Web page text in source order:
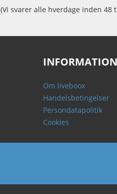
(Vi svarer alle hverdage inden 48
INFORMATION
Om liveboox
Handelsbetingelser
Persondatapolitik
Cookies